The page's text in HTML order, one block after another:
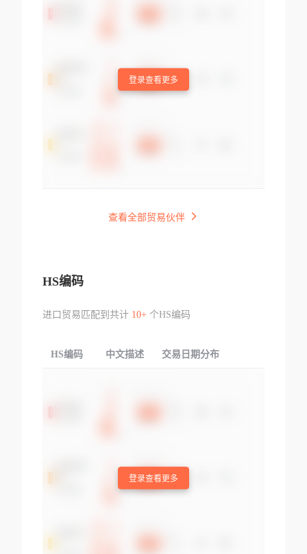
登录查看更多
查看全部贸易伙伴
HS编码
进口贸易匹配到共计 10+个HS编码
HS编码 中文描述 交易日期分布
登录查看更多